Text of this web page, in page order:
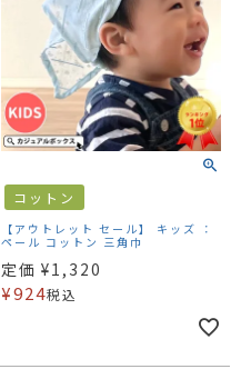
コットン
【アウトレット セール】 キッズ ：
ペール コットン 三角巾
定価 ¥1,320
¥924税込